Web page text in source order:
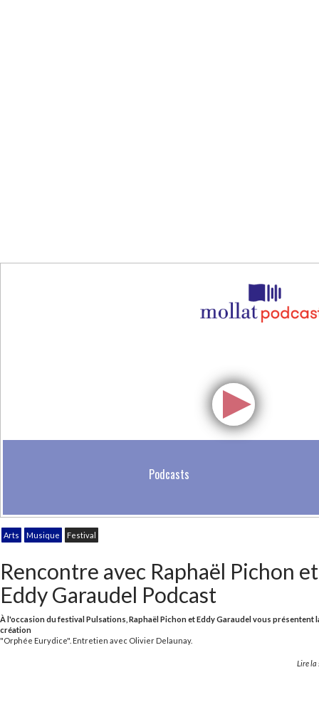
Podcasts
Arts Musique Festival
Rencontre avec Raphaël Pichon et
Eddy Garaudel Podcast
À l'occasion du festival Pulsations, Raphaël Pichon et Eddy Garaudel vous présentent
création
"Orphée Eurydice". Entretien avec Olivier Delaunay.
Lire la